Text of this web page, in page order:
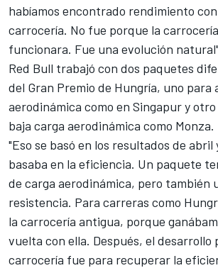
habíamos encontrado rendimiento
carrocería. No fue porque la
funcionara. Fue una evolución
Red Bull trabajó con dos paquetes
del Gran Premio de Hungría, uno para
aerodinámica como en Singapur y
baja carga aerodinámica como Monza.
"Eso se basó en los resultados de abril
basaba en la eficiencia. Un paquete
de carga aerodinámica, pero también
resistencia. Para carreras como
la carrocería antigua, porque
vuelta con ella. Después, el desarrollo
carrocería fue para recuperar la